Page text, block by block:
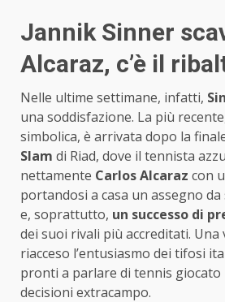
Jannik Sinner
Alcaraz, c’è il
Nelle ultime settimane, infatti,
una soddisfazione. La più
simbolica, è arrivata dopo la
Slam di Riad, dove il tennista
nettamente Carlos Alcaraz con
portandosi a casa un assegno
e, soprattutto, un successo di
dei suoi rivali più accreditati. Una
riacceso l’entusiasmo dei tifosi
pronti a parlare di tennis
decisioni extracampo.